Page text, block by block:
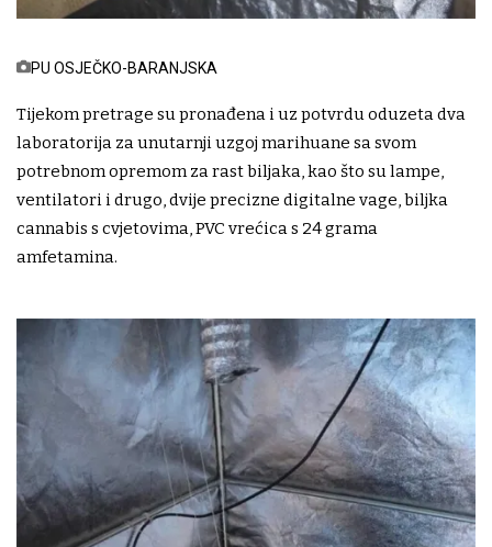
PU OSJEČKO-BARANJSKA
Tijekom pretrage su pronađena i uz potvrdu oduzeta dva
laboratorija za unutarnji uzgoj marihuane sa svom
potrebnom opremom za rast biljaka, kao što su lampe,
ventilatori i drugo, dvije precizne digitalne vage, biljka
cannabis s cvjetovima, PVC vrećica s 24 grama
amfetamina.